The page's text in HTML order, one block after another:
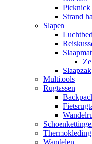
Picknick
Strand
Slapen
Luchtbed
Slaapmat
Slaapzak
Multitools
Rugtassen
Thermokleding
Wandelen